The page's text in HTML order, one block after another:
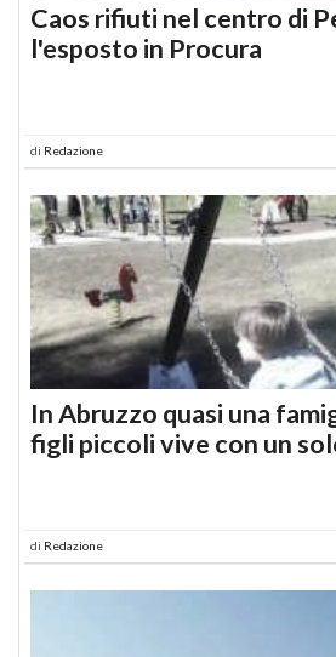
Caos rifiuti nel centro di
l'esposto in Procura
di Redazione
In Abruzzo quasi una
figli piccoli vive con un
di Redazione